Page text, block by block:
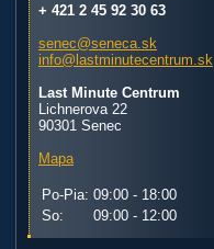
+ 421 2 45 92 30 63
senec@seneca.sk
info@lastminutecentrum.sk
Last Minute Centrum
Lichnerova 22
90301 Senec
Mapa
Po-Pia: 09:00 - 18:00
So:
09:00 - 12:00